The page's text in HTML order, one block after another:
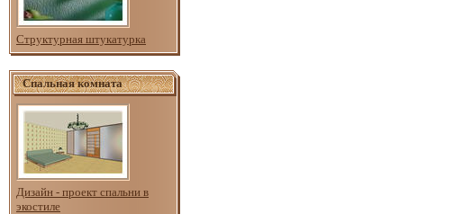
Структурная штукатурка
Спальная комната
Дизайн - проект спальни в
экостиле